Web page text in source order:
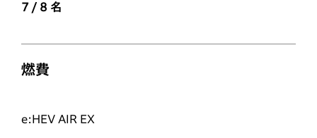
7 / 8 名
燃費
e:HEV AIR EX